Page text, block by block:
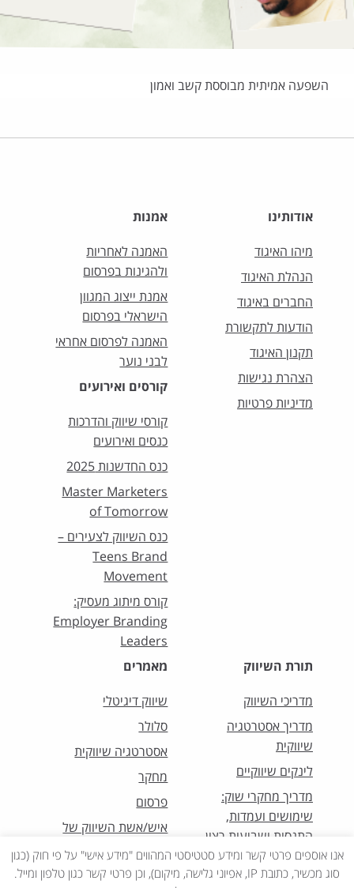
השפעה אמיתית מבוססת קשב ואמון
אודותינו
מיהו האיגוד
הנהלת האיגוד
החברים באיגוד
הודעות לתקשורת
תקנון האיגוד
הצהרת נגישות
מדיניות פרטיות
אמנות
האמנה לאחריות
ולהגינות בפרסום
אמנת ייצוג המגוון
הישראלי בפרסום
האמנה לפרסום אחראי
לבני נוער
קורסים ואירועים
קורסי שיווק והדרכות
כנסים ואירועים
כנס החדשנות 2025
Master Marketers
of Tomorrow
כנס השיווק לצעירים –
Teens Brand
Movement
קורס מיתוג מעסיק:
Employer Branding
Leaders
תורת השיווק
מדריכי השיווק
מדריך אסטרטגיה
שיווקית
לינקים שיווקיים
מדריך מחקרי שוק:
שימושים ועמדות,
התנסות ושביעות רצון
מאמרים
שיווק דיגיטלי
סלולר
אסטרטגיה שיווקית
מחקר
פרסום
איש/אשת השיווק של
אנו אוספים פרטי קשר ומידע סטטיסטי המהווים "מידע אישי" על פי חוק (כגון
סוג מכשיר, כתובת IP, אפיוני גלישה, מיקום), וכן פרטי קשר כגון טלפון ומייל.